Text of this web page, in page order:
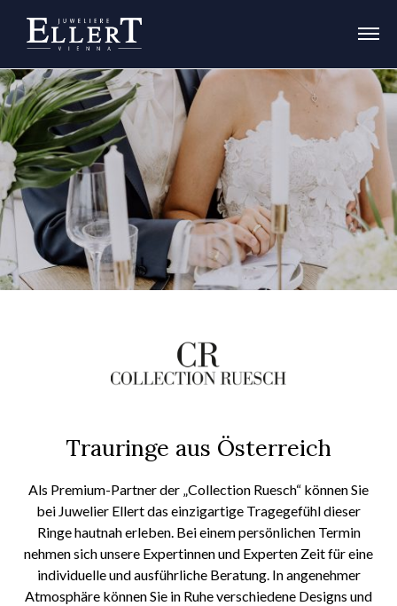
Trauringe aus Österreich
Als Premium-Partner der „Collection Ruesch“ können Sie
bei Juwelier Ellertdas einzigartige Tragegefühl dieser
Ringe hautnah erleben. Bei einem persönlichen Termin
nehmen sich unsere Expertinnen und Experten Zeit für eine
individuelle und ausführliche Beratung. In angenehmer
Atmosphäre können Sie in Ruhe verschiedene Designs und